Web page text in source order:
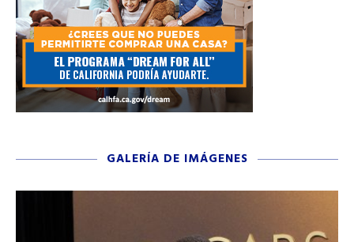
GALERÍA DE IMÁGENES